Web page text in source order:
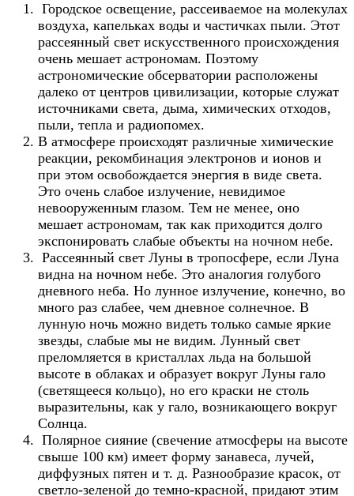
Городское освещение, рассеиваемое на молекулах
воздуха, капельках воды и частичках пыли. Этот
рассеянный свет искусственного происхождения
очень мешает астрономам. Поэтому
астрономические обсерватории расположены
далеко от центров цивилизации, которые служат
источниками света, дыма, химических отходов,
пыли, тепла и радиопомех.
В атмосфере происходят различные химические
реакции, рекомбинация электронов и ионов и
при этом освобождается энергия в виде света.
Это очень слабое излучение, невидимое
невооруженным глазом. Тем не менее, оно
мешает астрономам, так как приходится долго
экспонировать слабые объекты на ночном небе.
Рассеянный свет Луны в тропосфере, если Луна
видна на ночном небе. Это аналогия голубого
дневного неба. Но лунное излучение, конечно, во
много раз слабее, чем дневное солнечное. В
лунную ночь можно видеть только самые яркие
звезды, слабые мы не видим. Лунный свет
преломляется в кристаллах льда на большой
высоте в облаках и образует вокруг Луны гало
(светящееся кольцо), но его краски не столь
выразительны, как у гало, возникающего вокруг
Солнца.
Полярное сияние (свечение атмосферы на высоте
свыше 100 км) имеет форму занавеса, лучей,
диффузных пятен и т. д. Разнообразие красок, от
светло-зеленой до темно-красной, придают этим